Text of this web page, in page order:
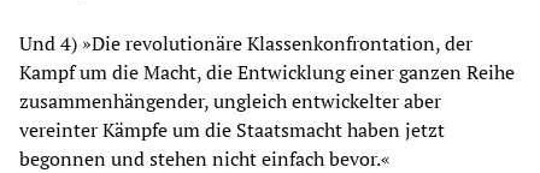
Und 4) »Die revolutionäre Klassenkonfrontation, der
Kampf um die Macht, die Entwicklung einer ganzen Reihe
zusammenhängender, ungleich entwickelter aber
vereinter Kämpfe um die Staatsmacht haben jetzt
begonnen und stehen nicht einfach bevor.«